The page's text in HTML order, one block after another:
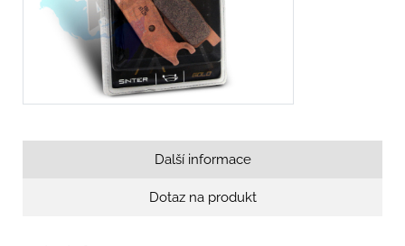
Další informace
Dotaz na produkt